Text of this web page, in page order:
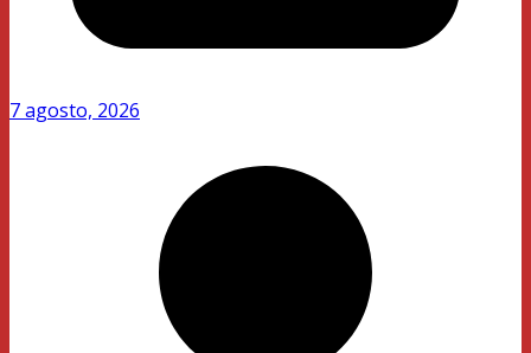
7 agosto, 2026